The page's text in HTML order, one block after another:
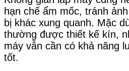
hạn chế ẩm mốc, tránh
bị khác xung quanh. Mặc
thường được thiết kế kín,
máy vẫn cần có khả năng
tốt.